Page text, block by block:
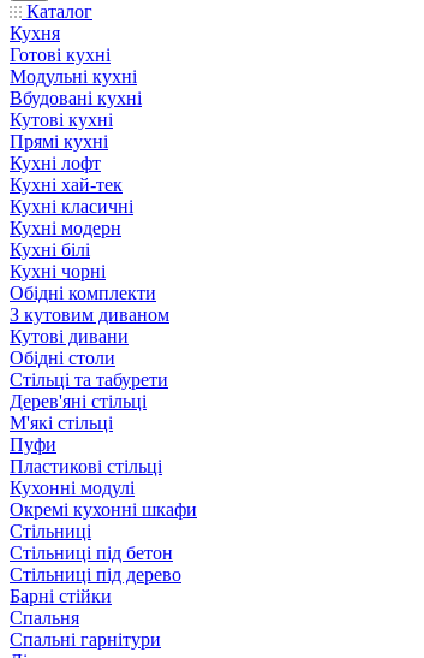
Каталог
Кухня
Готові кухні
Модульні кухні
Вбудовані кухні
Кутові кухні
Прямі кухні
Кухні лофт
Кухні хай-тек
Кухні класичні
Кухні модерн
Кухні білі
Кухні чорні
Обідні комплекти
З кутовим диваном
Кутові дивани
Обідні столи
Стільці та табурети
Дерев'яні стільці
М'які стільці
Пуфи
Пластикові стільці
Кухонні модулі
Окремі кухонні шкафи
Стільниці
Стільниці під бетон
Стільниці під дерево
Барні стійки
Спальня
Спальні гарнітури